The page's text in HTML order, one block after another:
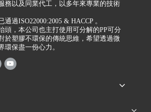
務以及同業代工，以多年來專業的技術
過ISO22000:2005 & HACCP 。
頭，本公司也主打使用可分解的PP可分
於塑膠不環保的傳統思維，希望透過微
環保盡一份心力。